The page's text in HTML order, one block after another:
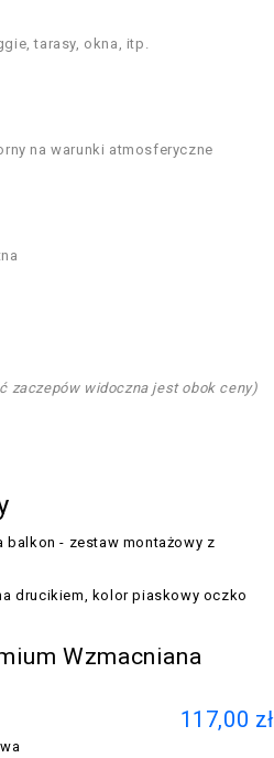
tarasy, okna, itp.
na warunki atmosferyczne
zaczepów widoczna jest obok ceny)
Wzmacniana
117,00 zł